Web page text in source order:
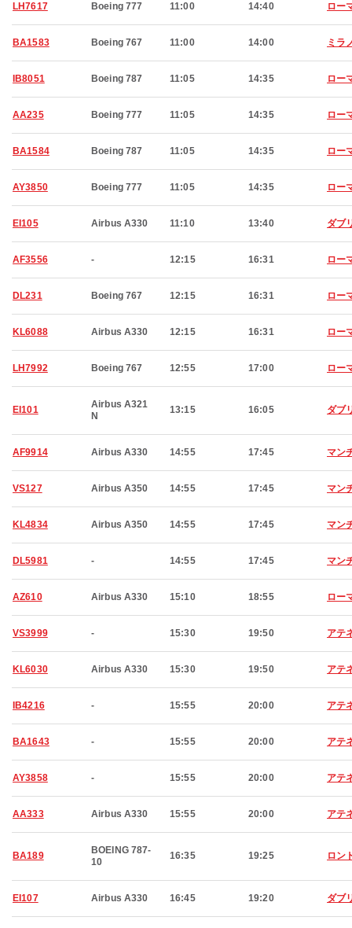
LH7617 Boeing 777 11:00 14:40 ロー
BA1583 Boeing 767 11:00 14:00 ミラ
IB8051 Boeing 787 11:05 14:35 ロー
AA235 Boeing 777 11:05 14:35 ロー
BA1584 Boeing 787 11:05 14:35 ロー
AY3850 Boeing 777 11:05 14:35 ロー
EI105 Airbus A330 11:10 13:40 ダブ
AF3556 - 12:15 16:31 ロー
DL231 Boeing 767 12:15 16:31 ロー
KL6088 Airbus A330 12:15 16:31 ロー
LH7992 Boeing 767 12:55 17:00 ロー
EI101
Airbus A321
N
13:15 16:05 ダブ
AF9914 Airbus A330 14:55 17:45 マン
VS127 Airbus A350 14:55 17:45 マン
KL4834 Airbus A350 14:55 17:45 マン
DL5981 - 14:55 17:45 マン
AZ610 Airbus A330 15:10 18:55 ロー
VS3999 - 15:30 19:50 アテ
KL6030 Airbus A330 15:30 19:50 アテ
IB4216 - 15:55 20:00 アテ
BA1643 - 15:55 20:00 アテ
AY3858 - 15:55 20:00 アテ
AA333 Airbus A330 15:55 20:00 アテ
BA189
BOEING 787-
10
16:35 19:25 ロン
EI107 Airbus A330 16:45 19:20 ダブ